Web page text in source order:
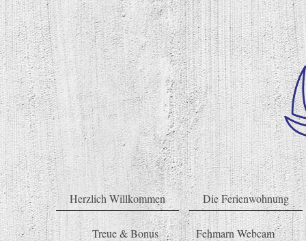
Herzlich Willkommen Die Ferienwohnung
Treue & Bonus Fehmarn Webcam